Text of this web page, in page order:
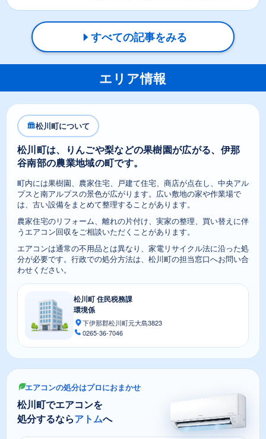
すべての記事をみる
エリア情報
松川町について
松川町は、りんごや梨などの果樹園が広がる、伊那
谷南部の農業地域の町です。
町内には果樹園、農家住宅、戸建て住宅、商店が点在し、中央アル
プスと南アルプスの景色が広がります。広い敷地の家や作業場で
は、古い設備をまとめて整理することがあります。
農家住宅のリフォーム、離れの片付け、実家の整理、買い替えに伴
うエアコン回収をご相談いただくことがあります。
エアコンは通常の不用品とは異なり、家電リサイクル法に沿った処
分が必要です。行政での処分方法は、松川町の担当窓口へお問い合
わせください。
松川町 住民税務課
環境係
下伊那郡松川町元大島3823
0265-36-7046
エアコンの処分はプロにおまかせ
松川町でエアコンを
処分するならアトムへ